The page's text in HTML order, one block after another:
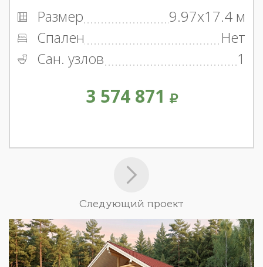
Размер
9.97x17.4 м
Спален
Нет
Сан. узлов
1
3 574 871
Следующий проект